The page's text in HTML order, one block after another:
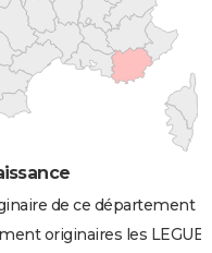
de ce département
originaires les